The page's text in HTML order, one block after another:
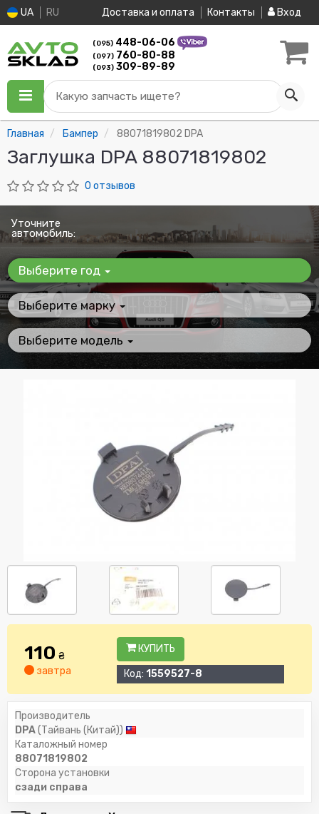
UA RU Доставка и оплата Контакты Вход
(095) 448-06-06
(097) 760-80-88
(093) 309-89-89
Какую запчасть ищете?
Главная Бампер 88071819802 DPA
Заглушка DPA 88071819802
0 отзывов
Уточните
автомобиль:
Выберите год
Выберите марку
Выберите модель
110 ₴
завтра
КУПИТЬ
Код: 1559527-8
Производитель
DPA(Тайвань (Китай))
Каталожный номер
88071819802
Сторона установки
сзади справа